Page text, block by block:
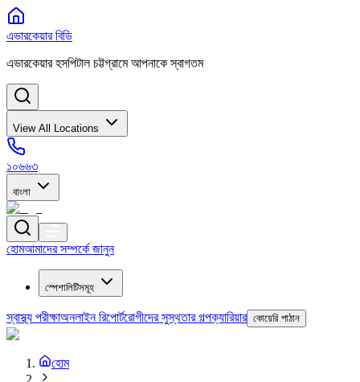
এভারকেয়ার বিডি
এভারকেয়ার হসপিটাল চট্টগ্রামে আপনাকে স্বাগতম
View All Locations
১০৬৬৩
বাংলা
হোমআমাদের সম্পর্কে জানুন
স্পেশালিটিসমূহ
স্বাস্থ্য পরীক্ষাঅনলাইন রিপোর্টরোগীদের সুস্থতার গল্পক্যারিয়ার কোয়েরি পাঠান
হোম